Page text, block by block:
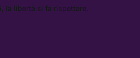
la libertà si fa rispettare.